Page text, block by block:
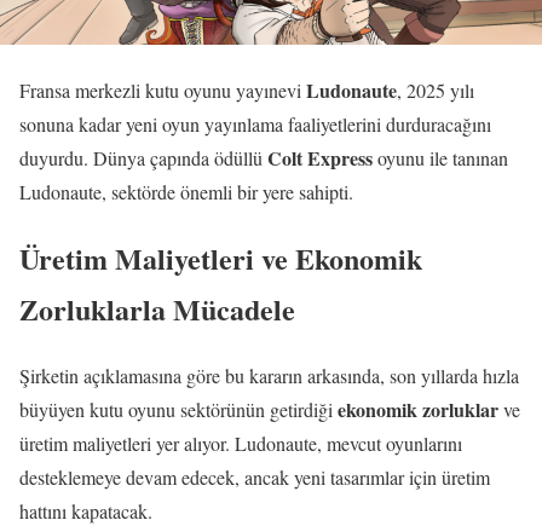
Fransa merkezli kutu oyunu yayıneviLudonaute, 2025 yılı
sonuna kadar yeni oyun yayınlama faaliyetlerini durduracağını
duyurdu. Dünya çapında ödüllüColt Expressoyunu ile tanınan
Ludonaute, sektörde önemli bir yere sahipti.
Üretim Maliyetleri ve Ekonomik
Zorluklarla Mücadele
Şirketin açıklamasına göre bu kararın arkasında, son yıllarda hızla
büyüyen kutu oyunu sektörünün getirdiği ekonomik zorluklarve
üretim maliyetleri yer alıyor. Ludonaute, mevcut oyunlarını
desteklemeye devam edecek, ancak yeni tasarımlar için üretim
hattını kapatacak.